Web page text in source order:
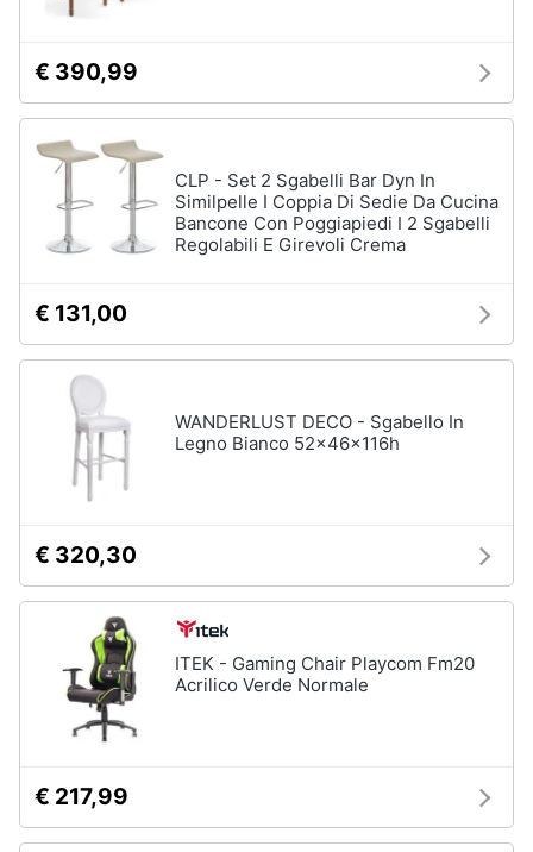
Motori
Libri,
cd
e
dvd
Festività
e
Promozioni
Servizi
Assistenza
Esci
€ 390,99
CLP - Set 2 Sgabelli Bar Dyn In
Similpelle I Coppia Di Sedie Da Cucina
Bancone Con Poggiapiedi I 2 Sgabelli
Regolabili E Girevoli Crema
€ 131,00
WANDERLUST DECO - Sgabello In
Legno Bianco 52x46x116h
€ 320,30
ITEK - Gaming Chair Playcom Fm20
Acrilico Verde Normale
€ 217,99